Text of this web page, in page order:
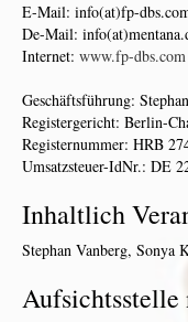
E-Mail: info(at)fp-
De-Mail:
Internet: www.fp-dbs.com
Geschäftsführung:
Registergericht: Berlin-
Registernummer: HRB
Umsatzsteuer-IdNr.: DE
Inhaltlich
Stephan Vanberg, Sonya